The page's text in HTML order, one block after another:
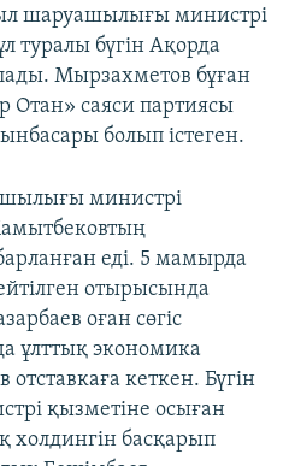
шаруашылығы министрі
туралы бүгін Ақорда
Мырзахметов бұған
Отан» саяси партиясы
болып істеген.
министрі
еді. 5 мамырда
отырысында
оған сөгіс
ұлттық экономика
отставкаға кеткен. Бүгін
қызметіне осыған
холдингін басқарып